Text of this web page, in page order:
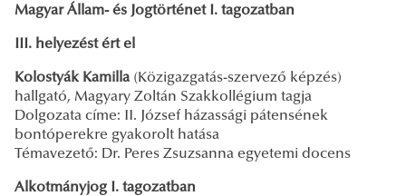
Magyar Állam- és Jogtörténet I. tagozatban
III. helyezést ért el
Kolostyák Kamilla(Közigazgatás-szervező képzés)
hallgató, Magyary Zoltán Szakkollégium tagja
Dolgozata címe: II. József házassági pátensének
bontóperekre gyakorolt hatása
Témavezető: Dr. Peres Zsuzsanna egyetemi docens
Alkotmányjog I. tagozatban